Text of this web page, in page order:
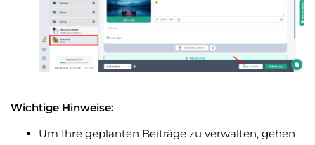
Wichtige Hinweise:
Um Ihre geplanten Beiträge zu verwalten, gehen